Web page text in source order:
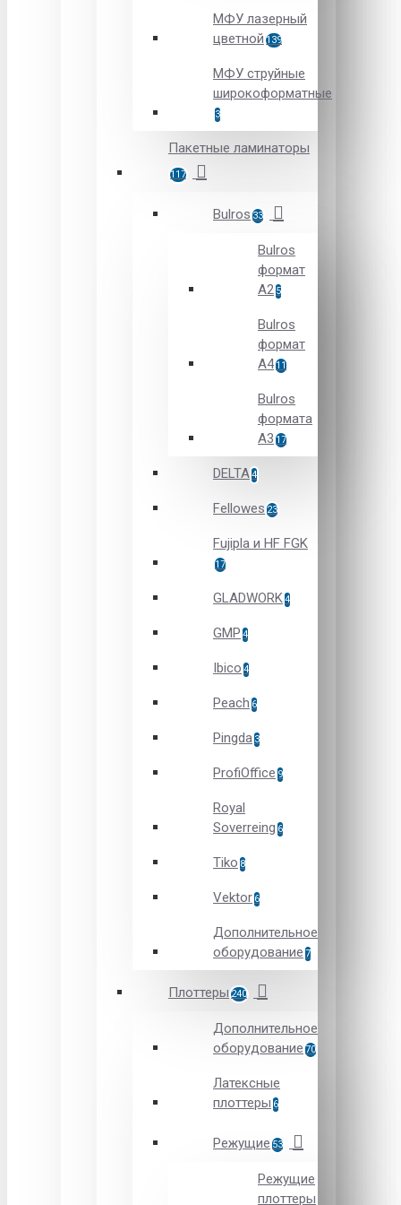
МФУ лазерный
цветной 139
МФУ струйные
широкоформатные
3
Пакетные ламинаторы
117
Bulros 33
Bulros
формат
A2 5
Bulros
формат
A411
Bulros
формата
А3 17
DELTA4
Fellowes 23
Fujipla и HF FGK
17
GLADWORK4
GMP 4
Ibico 4
Peach 6
Pingda 3
ProfiOffice 9
Royal
Soverreing 6
Tiko 8
Vektor 6
Дополнительное
оборудование 7
Плоттеры 240
Дополнительное
оборудование 70
Латексные
плоттеры 6
Режущие 53
Режущие
плоттеры